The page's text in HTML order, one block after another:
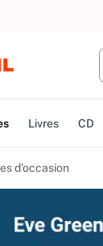
UN
Livres CD
d’occasion